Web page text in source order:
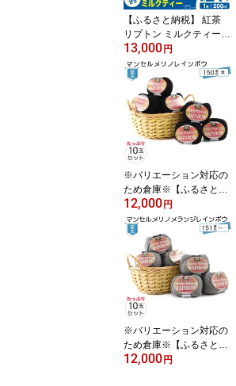
ザート
【ふるさと納税】 紅茶
リプトン ミルクティー 2
00ml 24本 計4800ml 森
永乳業 [翔栄通商 愛知県
江南市 ko23btu570065]
紙パック ジュース 常温
保存 ティータイム おや
つ ジャストサイズ ミル
ク ティー まとめ買い 買
い置き
13,000円
※バリエーション対応の
ため倉庫※【ふるさと納
税】マンセルメリノレイ
ンボウ（並太） 150番色
（黒） 10玉セット ／ メ
リノウール 毛糸 手芸 編
み物 手編み 手作り ハン
ドメイド 羊毛 カシミヤ
タッチ シルキー ふわふ
わユザワヤ 送料無料 愛
知県 No.077
12,000円
※バリエーション対応の
ため倉庫※【ふるさと納
税】マンセルメリノメラ
12,000円